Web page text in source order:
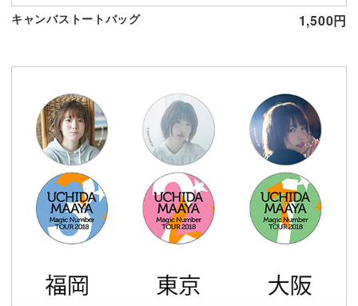
キャンバストートバッグ 1,500円